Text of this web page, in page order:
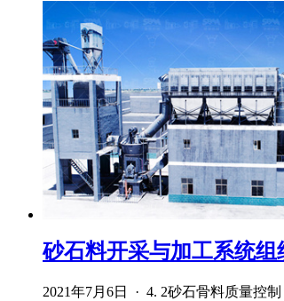
砂石料开采与加工系统组
2021年7月6日 · 4. 2砂石骨料质量控